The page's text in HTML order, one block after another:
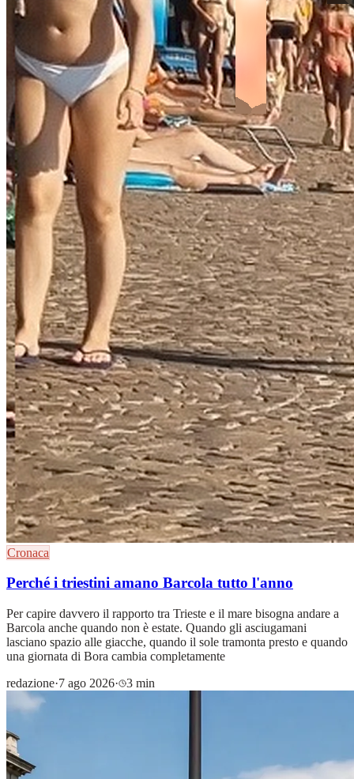
Cronaca
Perché i triestini amano Barcola tutto l'anno
Per capire davvero il rapporto tra Trieste e il mare bisogna andare a
Barcola anche quando non è estate. Quando gli asciugamani
lasciano spazio alle giacche, quando il sole tramonta presto e quando
una giornata di Bora cambia completamente
redazione·7 ago 2026· 3 min